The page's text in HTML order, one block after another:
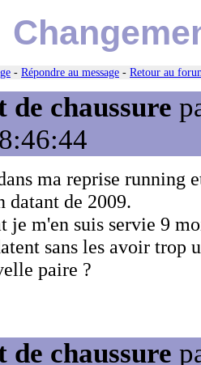
- Répondre au message - Retour au
de chaussure
ma reprise running
datant de 2009.
je m'en suis servie 9
sans les avoir
paire ?
de chaussure